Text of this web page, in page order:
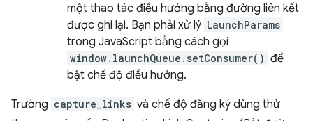
một thao tác điều hướng bằng đường liên kết
được ghi lại. Bạn phải xử lý LaunchParams
trong JavaScript bằng cách gọi
window.launchQueue.setConsumer() để
bật chế độ điều hướng.
Trường capture_links và chế độ đăng ký dùng thử